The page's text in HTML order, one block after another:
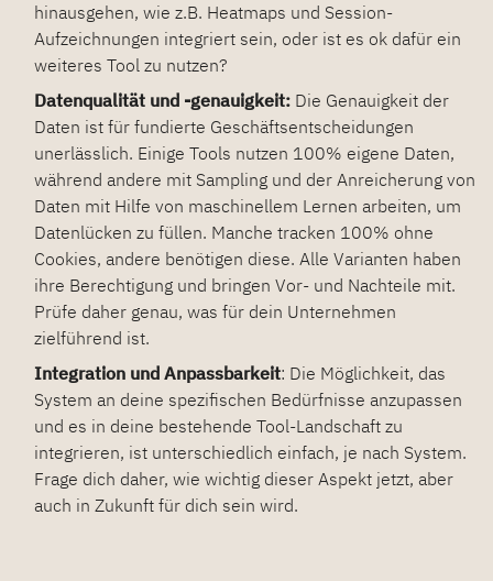
hinausgehen, wie z.B. Heatmaps und Session-
Aufzeichnungen integriert sein, oder ist es ok dafür ein
weiteres Tool zu nutzen?
Datenqualität und -genauigkeit: Die Genauigkeit der
Daten ist für fundierte Geschäftsentscheidungen
unerlässlich. Einige Tools nutzen 100% eigene Daten,
während andere mit Sampling und der Anreicherung von
Daten mit Hilfe von maschinellem Lernen arbeiten, um
Datenlücken zu füllen. Manche tracken 100% ohne
Cookies, andere benötigen diese. Alle Varianten haben
ihre Berechtigung und bringen Vor- und Nachteile mit.
Prüfe daher genau, was für dein Unternehmen
zielführend ist.
Integration und Anpassbarkeit: Die Möglichkeit, das
System an deine spezifischen Bedürfnisse anzupassen
und es in deine bestehende Tool-Landschaft zu
integrieren, ist unterschiedlich einfach, je nach System.
Frage dich daher, wie wichtig dieser Aspekt jetzt, aber
auch in Zukunft für dich sein wird.